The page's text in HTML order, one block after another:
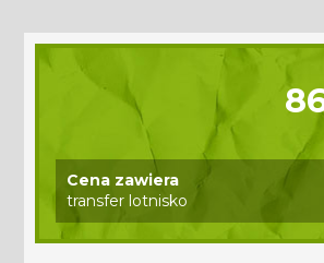
Cena zawiera
transfer lotnisko